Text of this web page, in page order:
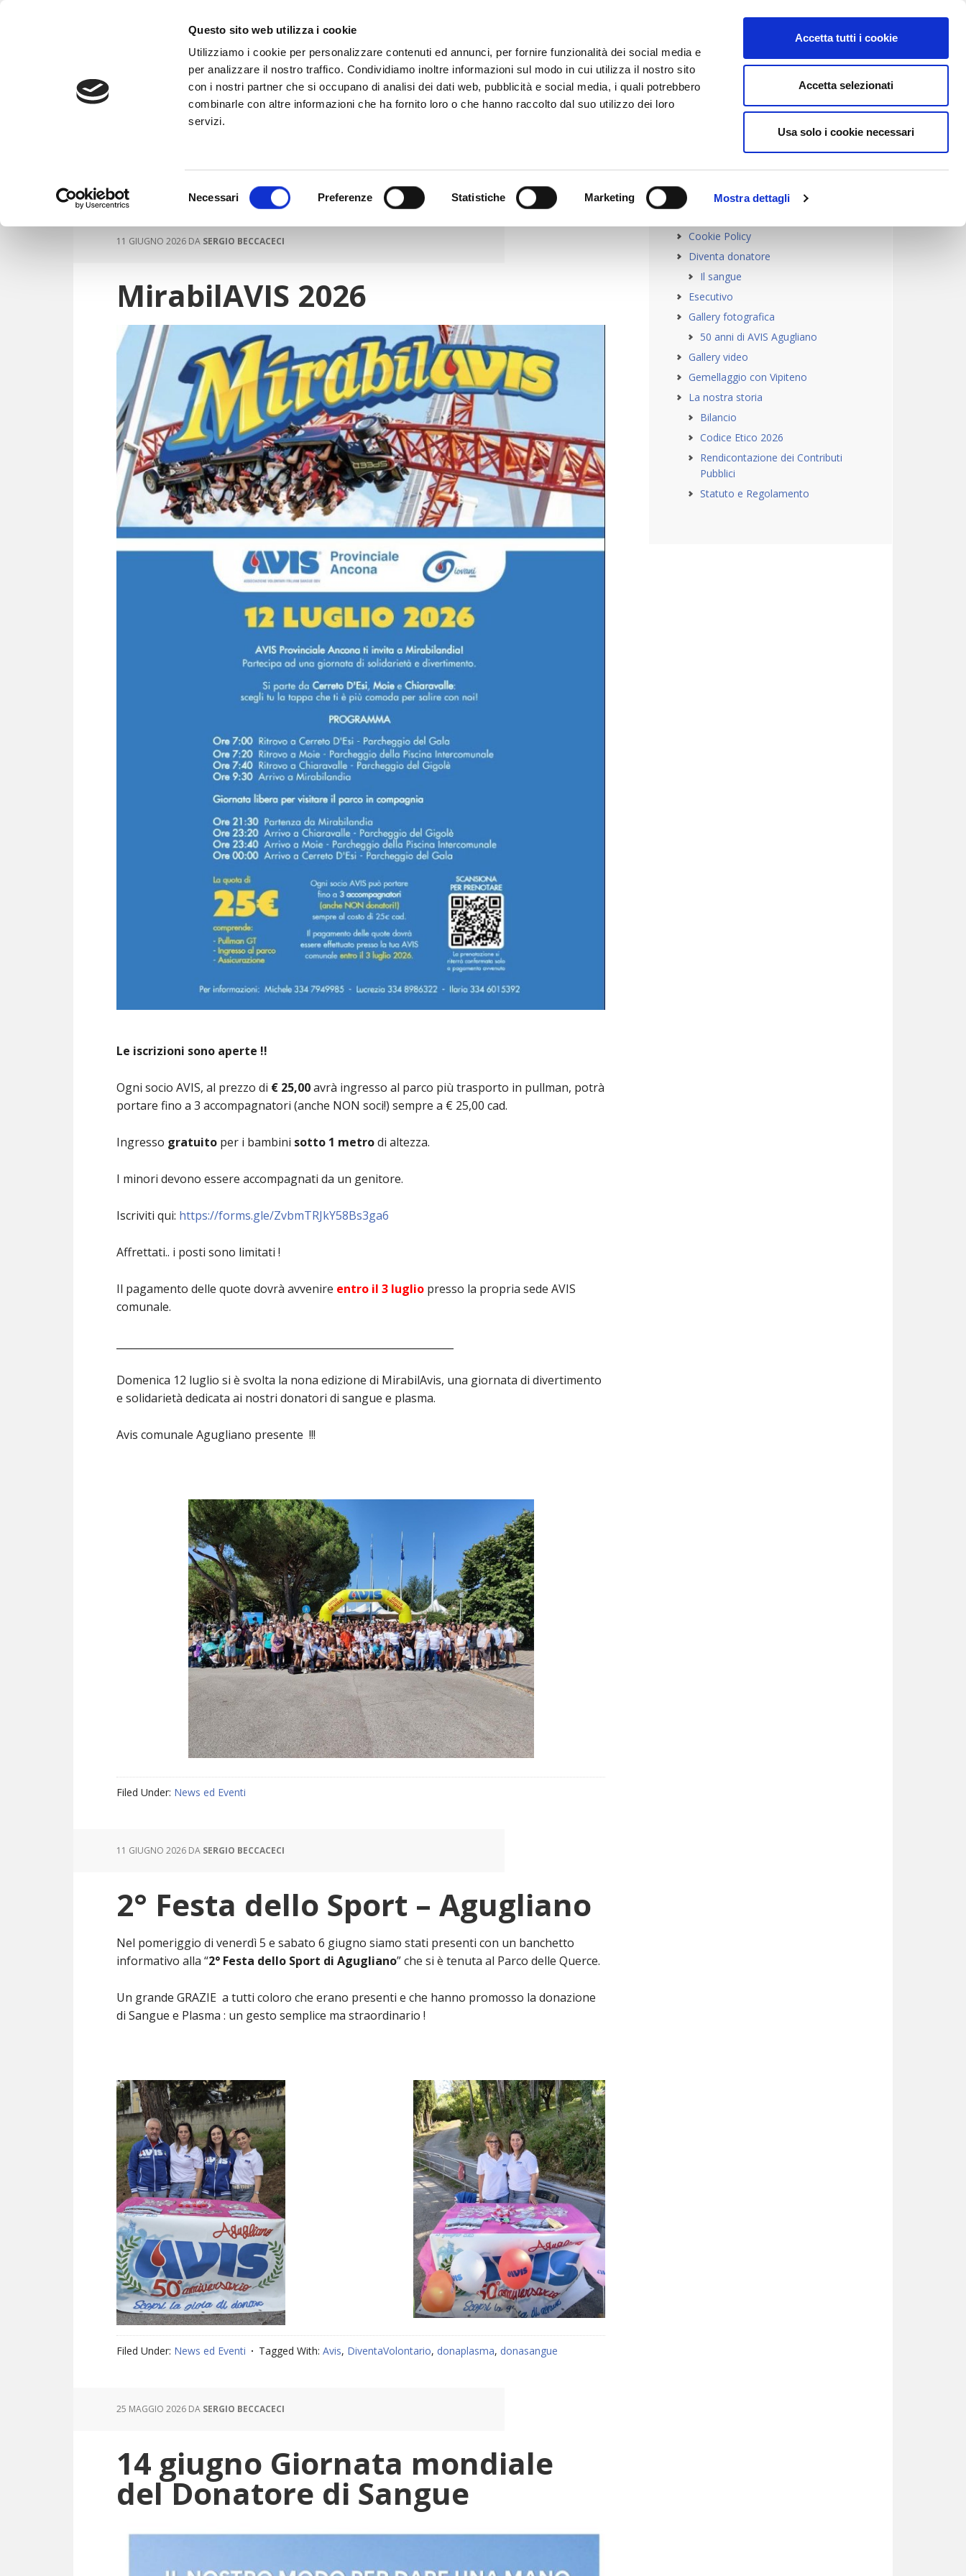
Questo sito web utilizza i cookie
Utilizziamo i cookie per personalizzare contenuti ed annunci, per fornire funzionalità dei social media e
per analizzare il nostro traffico. Condividiamo inoltre informazioni sul modo in cui utilizza il nostro sito
con i nostri partner che si occupano di analisi dei dati web, pubblicità e social media, i quali potrebbero
combinarle con altre informazioni che ha fornito loro o che hanno raccolto dal suo utilizzo dei loro
servizi.
Necessari Preferenze Statistiche Marketing Mostra dettagli
Accetta tutti i cookie
Accetta selezionati
Usa solo i cookie necessari
La nostra storia Cos’è l’AVIS Diventa donatore Esecutivo News Contatti
11 GIUGNO 2026 DA SERGIO BECCACECI
MirabilAVIS 2026
Le iscrizioni sono aperte !!
Ogni socio AVIS, al prezzo di € 25,00avrà ingresso al parco più trasporto in pullman, potrà
portare fino a 3 accompagnatori (anche NON soci!) sempre a € 25,00 cad.
Ingresso gratuito per i bambini sotto 1 metrodi altezza.
I minori devono essere accompagnati da un genitore.
Iscriviti qui: https://forms.gle/ZvbmTRJkY58Bs3ga6
Affrettati.. i posti sono limitati !
Il pagamento delle quote dovrà avvenire entro il 3 luglio presso la propria sede AVIS
comunale.
Domenica 12 luglio si è svolta la nona edizione di MirabilAvis, una giornata di divertimento
e solidarietà dedicata ai nostri donatori di sangue e plasma.
Avis comunale Agugliano presente !!!
Filed Under: News ed Eventi
11 GIUGNO 2026 DA SERGIO BECCACECI
2° Festa dello Sport – Agugliano
Nel pomeriggio di venerdì 5 e sabato 6 giugno siamo stati presenti con un banchetto
informativo alla “2° Festa dello Sport di Agugliano” che si è tenuta al Parco delle Querce.
Un grande GRAZIE a tutti coloro che erano presenti e che hanno promosso la donazione
di Sangue e Plasma : un gesto semplice ma straordinario !
Filed Under: News ed Eventi Tagged With: Avis, DiventaVolontario, donaplasma, donasangue
25 MAGGIO 2026 DA SERGIO BECCACECI
14 giugno Giornata mondiale
del Donatore di Sangue
Sidebar
Contatti
Cookie Policy
Diventa donatore
Il sangue
Esecutivo
Gallery fotografica
50 anni di AVIS Agugliano
Gallery video
Gemellaggio con Vipiteno
La nostra storia
Bilancio
Codice Etico 2026
Rendicontazione dei Contributi
Pubblici
Statuto e Regolamento